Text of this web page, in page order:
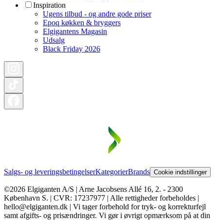
Inspiration
Ugens tilbud - og andre gode priser
Epoq køkken & bryggers
Elgigantens Magasin
Udsalg
Black Friday 2026
Salgs- og leveringsbetingelserKategorierBrands Cookie indstillinger
©2026 Elgiganten A/S | Arne Jacobsens Allé 16, 2. - 2300
København S. | CVR: 17237977 | Alle rettigheder forbeholdes |
hello@elgiganten.dk | Vi tager forbehold for tryk- og korrekturfejl
samt afgifts- og prisændringer. Vi gør i øvrigt opmærksom på at din